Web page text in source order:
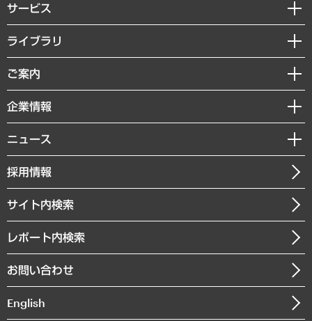
サービス
経営戦略
組織・人事戦略
デジタルイノベーション
共生・ダイバーシティ
GRC（ガバナンス・リスク・コンプライアンス）・防災（政策）
経済・産業・雇用・労働
まちづくり・観光・交通・スポーツ・スマートシティ
自然資源・農林水産業・食料システム
ライブラリ
経済調査
レポート
コラム
経営用語集
受託・受注実績（官公庁関連）
メディア掲載・出演
ご案内
セミナー・イベント情報
MUFGビジネスセミナー
受託案件情報
企業情報
私たちの想い
社長メッセージ
会社概要
沿革
組織図・本部部室紹介
インドネシア現地法人
ニュース
ニュースリリース
お知らせ
採用情報
サイト内検索
レポート内検索
お問い合わせ
English